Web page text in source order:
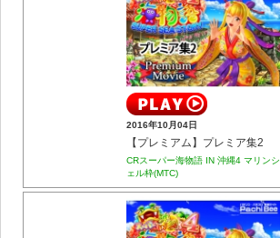
2016年10月04日
【プレミアム】プレミア集2
CRスーパー海物語 IN 沖縄4 マリンシ
ェル枠(MTC)